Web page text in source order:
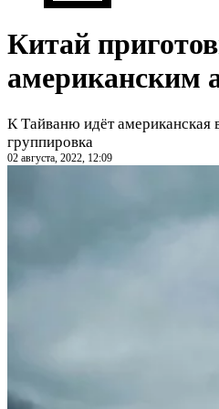
Китай
американским
К Тайваню идёт американская
группировка
02 августа, 2022, 12:09